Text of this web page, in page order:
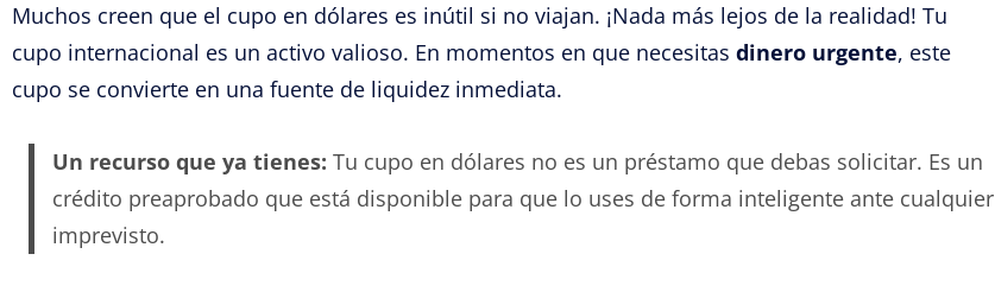
Muchos creen que el cupo en dólares es inútil si no viajan. ¡Nada más lejos de la realidad! Tu
cupo internacional es un activo valioso. En momentos en que necesitas dinero urgente, este
cupo se convierte en una fuente de liquidez inmediata.
Un recurso que ya tienes: Tu cupo en dólares no es un préstamo que debas solicitar. Es un
crédito preaprobado que está disponible para que lo uses de forma inteligente ante cualquier
imprevisto.